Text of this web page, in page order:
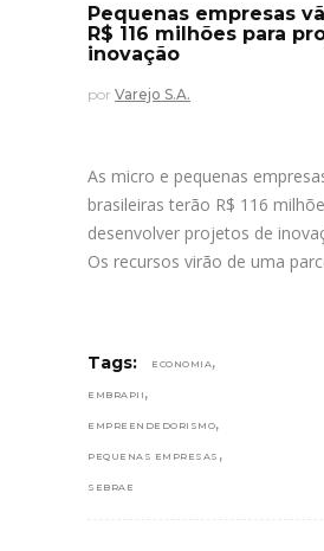
Pequenas empresas
R$ 116 milhões para
inovação
por Varejo S.A.
As micro e pequenas
brasileiras terão R$ 116
desenvolver projetos de
Os recursos virão de uma
Tags: ECONOMIA ,
EMBRAPII ,
EMPREENDEDORISMO,
PEQUENAS EMPRESAS ,
SEBRAE